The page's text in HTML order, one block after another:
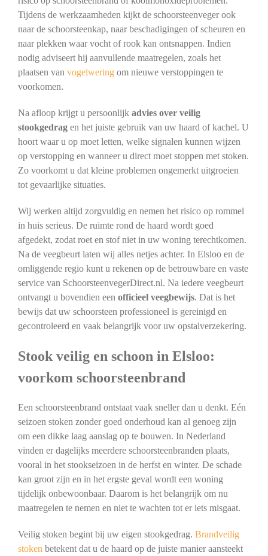
Tijdens de werkzaamheden kijkt de schoorsteenveger ook
naar de schoorsteenkap, naar beschadigingen of scheuren en
naar plekken waar vocht of rook kan ontsnappen. Indien
nodig adviseert hij aanvullende maatregelen, zoals het
plaatsen van vogelweringom nieuwe verstoppingen te
voorkomen.
Na afloop krijgt u persoonlijk advies over veilig
stookgedragen het juiste gebruik van uw haard of kachel. U
hoort waar u op moet letten, welke signalen kunnen wijzen
op verstopping en wanneer u direct moet stoppen met stoken.
Zo voorkomt u dat kleine problemen ongemerkt uitgroeien
tot gevaarlijke situaties.
Wij werken altijd zorgvuldig en nemen het risico op rommel
in huis serieus. De ruimte rond de haard wordt goed
afgedekt, zodat roet en stof niet in uw woning terechtkomen.
Na de veegbeurt laten wij alles netjes achter. In Elsloo en de
omliggende regio kunt u rekenen op de betrouwbare en vaste
service van SchoorsteenvegerDirect.nl. Na iedere veegbeurt
ontvangt u bovendien een officieel veegbewijs. Dat is het
bewijs dat uw schoorsteen professioneel is gereinigd en
gecontroleerd en vaak belangrijk voor uw opstalverzekering.
Stook veilig en schoon in Elsloo:
voorkom schoorsteenbrand
Een schoorsteenbrand ontstaat vaak sneller dan u denkt. Eén
seizoen stoken zonder goed onderhoud kan al genoeg zijn
om een dikke laag aanslag op te bouwen. In Nederland
vinden er dagelijks meerdere schoorsteenbranden plaats,
vooral in het stookseizoen in de herfst en winter. De schade
kan groot zijn en in het ergste geval wordt een woning
tijdelijk onbewoonbaar. Daarom is het belangrijk om nu
maatregelen te nemen en niet te wachten tot er iets misgaat.
Veilig stoken begint bij uw eigen stookgedrag. Brandveilig
stoken betekent dat u de haard op de juiste manier aansteekt